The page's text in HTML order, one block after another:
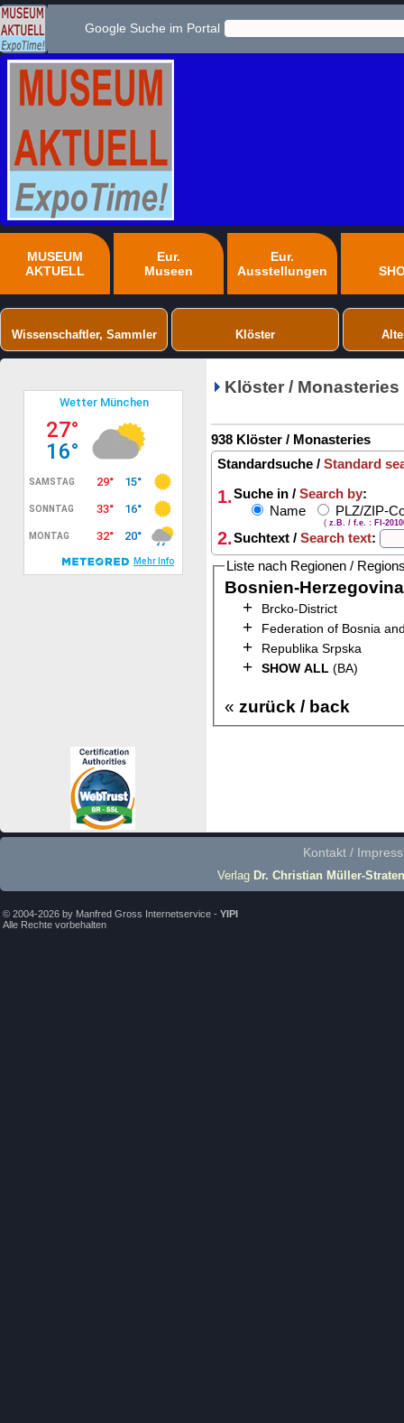
Google Suche im Portal
MUSEUM
AKTUELL
Eur.
Museen
Eur.
Ausstellungen
Wissenschaftler, Sammler Klöster
Klöster / Monasteries
938 Klöster / Monasteries
Standardsuche / Standard
1.Suche in / Search by:
Name
PLZ/ZIP-
( z.B. / f.e. : FI-
2.Suchtext / Search text:
Liste nach Regionen /
Bosnien-
+
Brcko-District
+ Federation of Bosnia
+ Republika Srpska
+ SHOW ALL (BA)
« zurück / back
Kontakt /
Verlag Dr. Christian Müller-Straten
© 2004-2026 by Manfred Gross Internetservice - YIPI
Alle Rechte vorbehalten